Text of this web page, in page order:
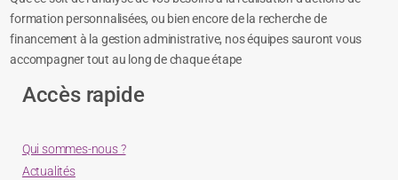
formation personnalisées, ou bien encore de la recherche de
financement à la gestion administrative, nos équipes sauront vous
accompagner tout au long de chaque étape
Accès rapide
Qui sommes-nous ?
Actualités